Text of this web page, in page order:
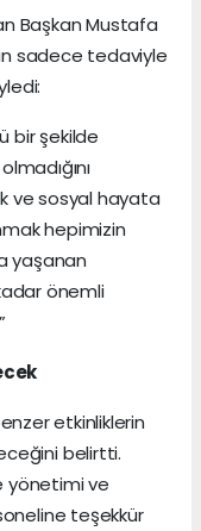
Başkan Mustafa
sadece tedaviyle
bir şekilde
ve sosyal hayata
hepimizin
yaşanan
önemli
etkinliklerin
belirtti.
yönetimi ve
teşekkür